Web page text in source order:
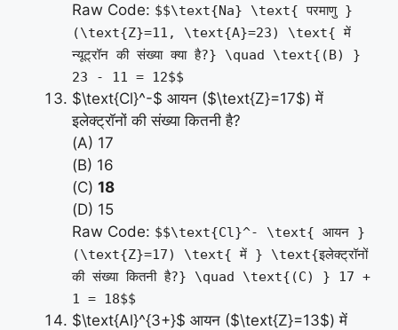
Raw Code: $$\text{Na} \text{ परमाणु }
(\text{Z}=11, \text{A}=23) \text{ में
न्यूट्रॉन की संख्या क्या है?} \quad \text{(B) }
23 - 11 = 12$$
$\text{Cl}^-$ आयन ($\text{Z}=17$) में
इलेक्ट्रॉनों की संख्या कितनी है?
(A) 17
(B) 16
(C) 18
(D) 15
Raw Code: $$\text{Cl}^- \text{ आयन }
(\text{Z}=17) \text{ में } \text{इलेक्ट्रॉनों
की संख्या कितनी है?} \quad \text{(C) } 17 +
1 = 18$$
$\text{Al}^{3+}$ आयन ($\text{Z}=13$) में